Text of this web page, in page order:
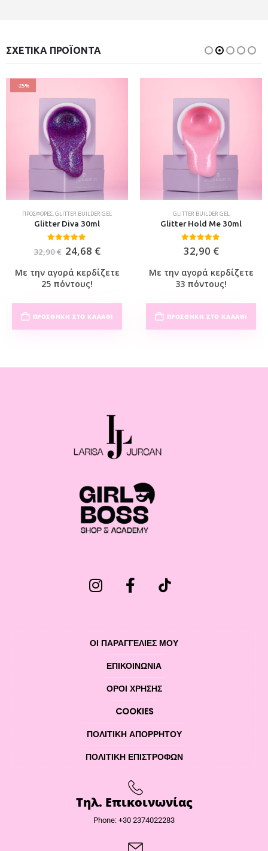
ΣΧΕΤΙΚΆ ΠΡΟΪΌΝΤΑ
-25%
ΠΡΟΣΦΟΡΈΣ,GLITTER BUILDER GEL
Glitter Diva 30ml
out of 5
32,90€ 24,68 €
Με την αγορά κερδίζετε
25 πόντους!
ΠΡΟΣΘΉΚΗ ΣΤΟ ΚΑΛΆΘΙ
GLITTER BUILDER GEL
Glitter Hold Me 30ml
0out of 5
32,90 €
Με την αγορά κερδίζετε
33 πόντους!
ΠΡΟΣΘΉΚΗ ΣΤΟ ΚΑΛΆΘΙ
ΟΙ ΠΑΡΑΓΓΕΛΙΕΣ ΜΟΥ
ΕΠΙΚΟΙΝΩΝΊΑ
ΌΡΟΙ ΧΡΉΣΗΣ
COOKIES
ΠΟΛΙΤΙΚΉ ΑΠΟΡΡΉΤΟΥ
ΠΟΛΙΤΙΚΉ ΕΠΙΣΤΡΟΦΏΝ
Τηλ. Επικοινωνίας
Phone: +30 2374022283